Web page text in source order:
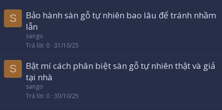
S
Bảo hành sàn gỗ tự nhiên bao lâu để tránh nhầm
lẫn
sango
Trả lời 0 31/10/25
S
Bật mí cách phân biệt sàn gỗ tự nhiên thật và giả
tại nhà
sango
Trả lời 0 30/10/25